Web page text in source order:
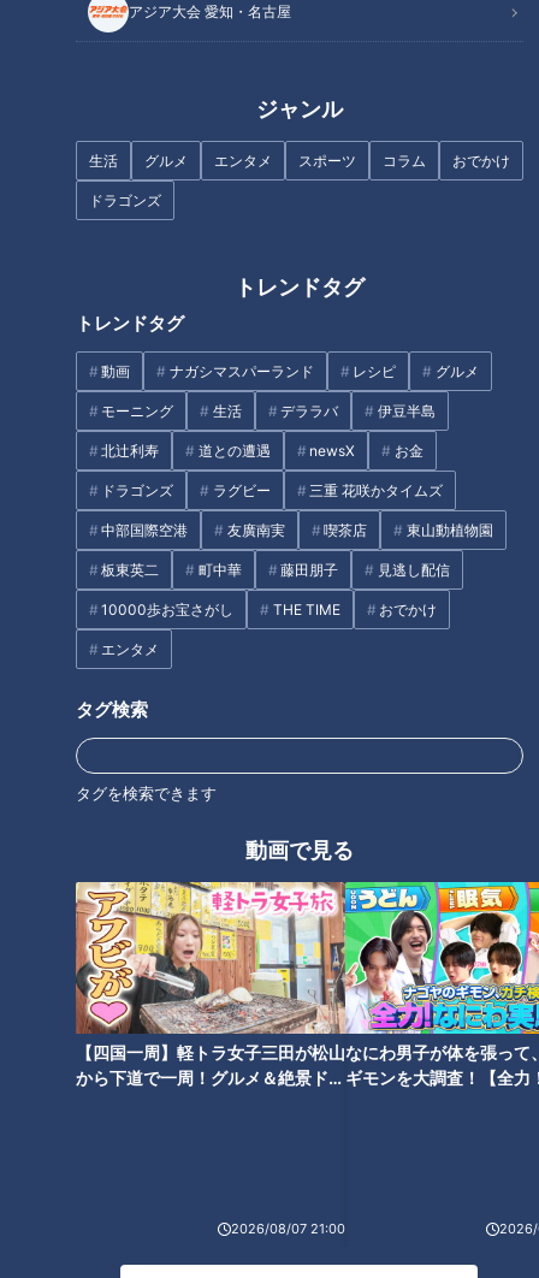
アジア大会 愛知・名古屋
ジャンル
生活 グルメ エンタメ スポーツ コラム おでかけ
ドラゴンズ
トレンドタグ
トレンドタグ
動画 ナガシマスパーランド レシピ グルメ
モーニング 生活 デララバ 伊豆半島
北辻利寿 道との遭遇 newsX お金
ドラゴンズ ラグビー 三重 花咲かタイムズ
中部国際空港 友廣南実 喫茶店 東山動植物園
板東英二 町中華 藤田朋子 見逃し配信
10000歩お宝さがし THE TIME おでかけ
エンタメ
タグ検索
タグを検索できます
動画で見る
【四国一周】軽トラ女子三田が松山
から下道で一周！グルメ＆絶景ドラ
2026/08/07 21:00
なにわ男子が体を張って
ギモンを大調査！【全力
2026/
水疱症】と闘う５歳の男の子
【道マニア】廃道・大正～昭和
初期へタイムトラベル！？【道
との遭遇】
『明日、地球が終わるなら』橋
ドキュメンタリー WEB限定 チャント！
オススメ関連コンテンツ
家を出ると声が出なくなる“不安
障害”の女性（２０） ３年にわ
若者が“最少の村”にあえて移住
お菓子で治す！? “卵焼きの味を
知らない少女たち” ‥子どもの食
物アレルギーとどう向き合う
知らない誰かの話を聞くため
に・・4年間、毎夜、路上に座
る「聞き屋」とは！？